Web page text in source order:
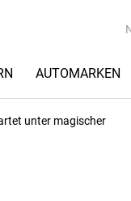
AUTOMARKEN
unter magischer